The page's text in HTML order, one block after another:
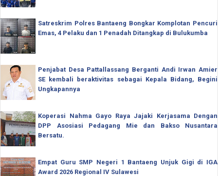
Satreskrim Polres Bantaeng Bongkar Komplotan Pencuri
Emas, 4 Pelaku dan 1 Penadah Ditangkap di Bulukumba
Penjabat Desa Pattallassang Berganti Andi Irwan Amier
SE kembali beraktivitas sebagai Kepala Bidang, Begini
Ungkapannya
Koperasi Nahma Gayo Raya Jajaki Kerjasama Dengan
DPP Asosiasi Pedagang Mie dan Bakso Nusantara
Bersatu.
Empat Guru SMP Negeri 1 Bantaeng Unjuk Gigi di IGA
Award 2026 Regional IV Sulawesi